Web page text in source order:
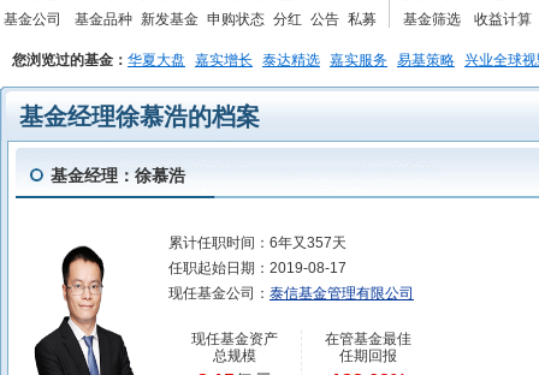
基金公司
基金品种 新发基金 申购状态 分红 公告 私募
基金筛选
收益计算
您浏览过的基金： 华夏大盘 嘉实增长 泰达精选 嘉实服务 易基策略 兴业全球
基金经理徐慕浩的档案
基金经理：徐慕浩
累计任职时间： 6年又357天
任职起始日期： 2019-08-17
现任基金公司： 泰信基金管理有限公司
现任基金资产
总规模
在管基金最佳
任期回报